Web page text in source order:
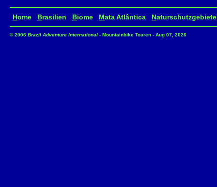
Home Brasilien Biome Mata Atlântica Naturschutzgebiete
© 2006 Brazil Adventure International - Mountainbike Touren - Aug 07, 2026